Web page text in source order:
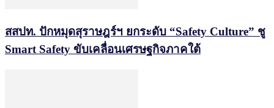
สสปท. ปักหมุดสุราษฎร์ฯ ยกระดับ “Safety Culture” ชู
Smart Safety ขับเคลื่อนเศรษฐกิจภาคใต้